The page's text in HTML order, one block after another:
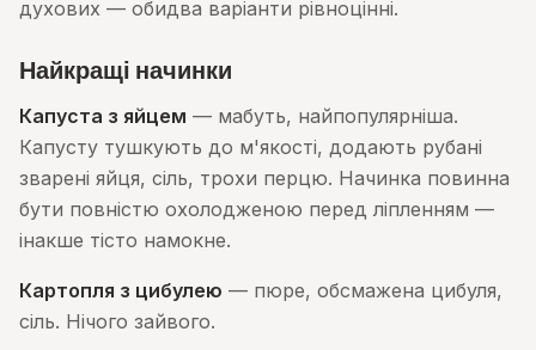
духових — обидва варіанти рівноцінні.
Найкращі начинки
Капуста з яйцем — мабуть, найпопулярніша.
Капусту тушкують до м'якості, додають рубані
зварені яйця, сіль, трохи перцю. Начинка повинна
бути повністю охолодженою перед ліпленням —
інакше тісто намокне.
Картопля з цибулею — пюре, обсмажена цибуля,
сіль. Нічого зайвого.